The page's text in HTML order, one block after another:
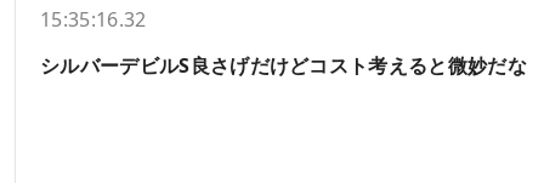
15:35:16.32
シルバーデビルS良さげだけどコスト考えると微妙だな